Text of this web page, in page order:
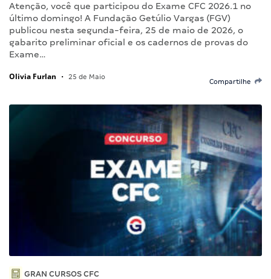
Atenção, você que participou do Exame CFC 2026.1 no
último domingo! A Fundação Getúlio Vargas (FGV)
publicou nesta segunda-feira, 25 de maio de 2026, o
gabarito preliminar oficial e os cadernos de provas do
Exame…
Olivia Furlan • 25 de Maio
Compartilhe
GRAN CURSOS CFC